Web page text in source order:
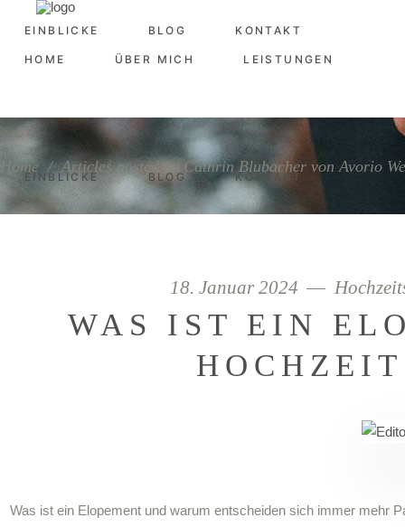
HOME ÜBER MICH LEISTUNGEN
EINBLICKE BLOG KONTAKT
EINBLICKE BLOG KONTAKT
Home /Articles posted by Cathrin Blubacher von Avorio
18. Januar 2024
WAS IST EIN
Was ist ein Elopement und warum entscheiden sich immer mehr